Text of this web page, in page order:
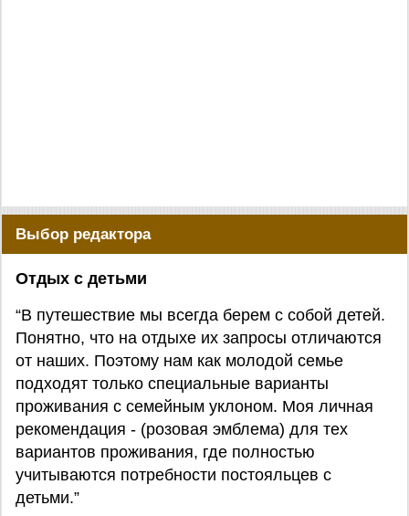
Выбор редактора
Отдых с детьми
“В путешествие мы всегда берем с собой детей.
Понятно, что на отдыхе их запросы отличаются
от наших. Поэтому нам как молодой семье
подходят только специальные варианты
проживания с семейным уклоном. Моя личная
рекомендация - (розовая эмблема) для тех
вариантов проживания, где полностью
учитываются потребности постояльцев с
детьми.”